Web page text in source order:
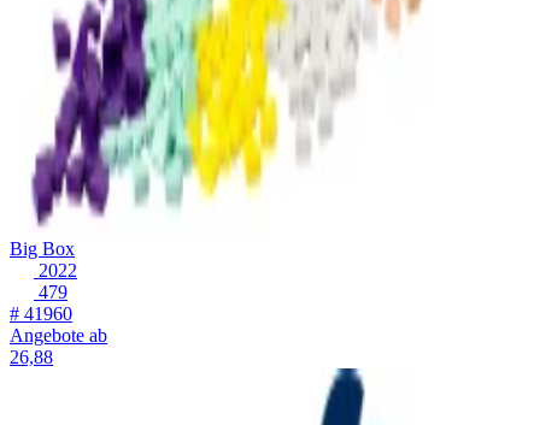
Big Box
2022
479
# 41960
Angebote ab
26,88